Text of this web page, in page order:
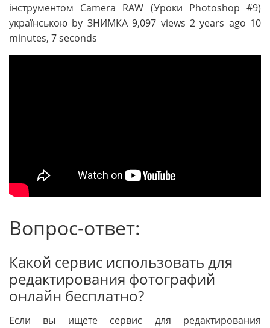
інструментом Camera RAW (Уроки Photoshop #9)
українською by ЗНИМКА 9,097 views 2 years ago 10
minutes, 7 seconds
Вопрос-ответ:
Какой сервис использовать для
редактирования фотографий
онлайн бесплатно?
Если вы ищете сервис для редактирования